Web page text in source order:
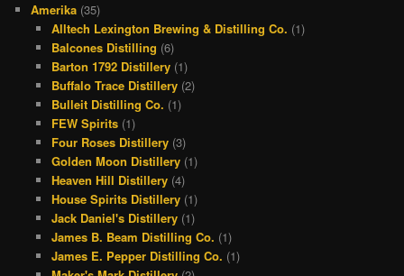
e
b
o
o
k
e
a
d
s
a
g
r
a
m
e
r
e
t
Amerika (35)
Alltech Lexington Brewing & Distilling Co. (1)
Balcones Distilling (6)
Barton 1792 Distillery(1)
Buffalo Trace Distillery(2)
Bulleit Distilling Co. (1)
FEW Spirits(1)
Four Roses Distillery(3)
Golden Moon Distillery(1)
Heaven Hill Distillery(4)
House Spirits Distillery(1)
Jack Daniel's Distillery(1)
James B. Beam Distilling Co. (1)
James E. Pepper Distilling Co. (1)